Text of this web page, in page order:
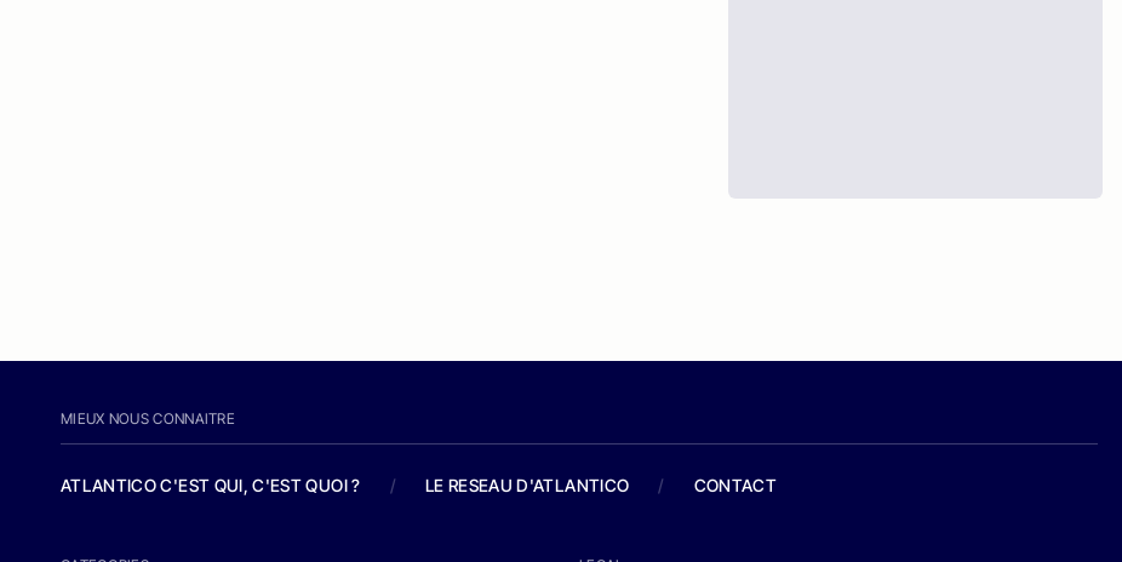
MIEUX NOUS CONNAITRE
ATLANTICO C'EST QUI, C'EST QUOI ? / LE RESEAU D'ATLANTICO / CONTACT